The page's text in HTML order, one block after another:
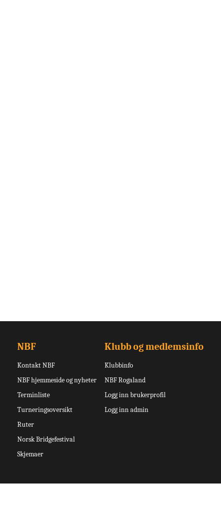
NBF
Kontakt NBF
NBF hjemmeside og nyheter
Terminliste
Turneringsoversikt
Ruter
Norsk Bridgefestival
Skjemaer
Klubb og medlemsinfo
Klubbinfo
NBF Rogaland
Logg inn brukerprofil
Logg inn admin